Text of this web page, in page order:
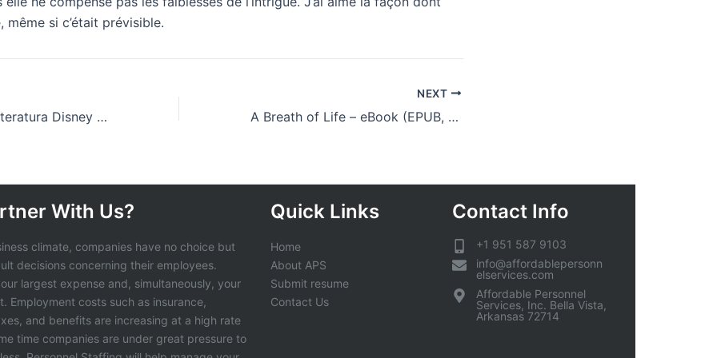
même si c’était prévisible.
I classici della letteratura Disney n. 12: Topolino e il Piffero Magico : Biblioteca
NEXT
A Breath of Life – eBook (EPUB, PDF)
With Us?
climate, companies have no choice but
decisions concerning their employees.
largest expense and, simultaneously, your
Employment costs such as insurance,
and benefits are increasing at a high rate
time companies are under great pressure to
Quick Links
Home
About APS
Submit resume
Contact Us
Contact Info
+1 951 587 9103
info@affordablepersonn
elservices.com
Affordable Personnel
Services, Inc. Bella Vista,
Arkansas 72714